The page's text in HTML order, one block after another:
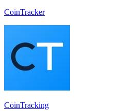
CoinTracker
CoinTracking